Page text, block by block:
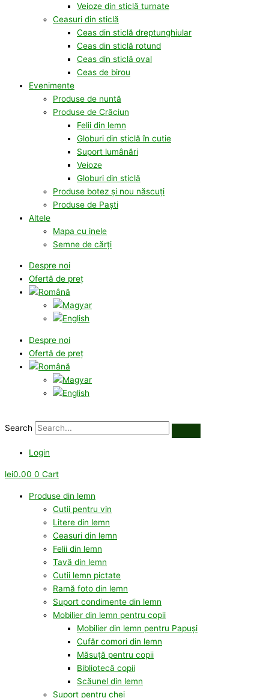
Veioze din sticlă turnate
Ceasuri din sticlă
Ceas din sticlă dreptunghiular
Ceas din sticlă rotund
Ceas din sticlă oval
Ceas de birou
Evenimente
Produse de nuntă
Produse de Crăciun
Felii din lemn
Globuri din sticlă în cutie
Suport lumânări
Veioze
Globuri din sticlă
Produse botez și nou născuți
Produse de Paști
Altele
Mapa cu inele
Semne de cărți
Despre noi
Ofertă de preț
Despre noi
Ofertă de preț
Search
Login
lei0.00 0 Cart
Produse din lemn
Cutii pentru vin
Litere din lemn
Ceasuri din lemn
Felii din lemn
Tavă din lemn
Cutii lemn pictate
Ramă foto din lemn
Suport condimente din lemn
Mobilier din lemn pentru copii
Mobilier din lemn pentru Papuși
Cufăr comori din lemn
Măsuță pentru copii
Bibliotecă copii
Scăunel din lemn
Suport pentru chei